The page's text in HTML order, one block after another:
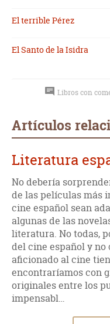
El terrible Pérez
El Santo de la Isidra
Libros con
Artículos
Literatura
No debería
de las películas más
cine español sean
algunas de las
literatura. No todas,
del cine español y no
aficionado al cine
encontraríamos con
originales entre los
impensabl…